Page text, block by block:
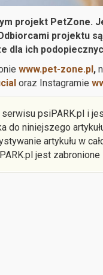
projekt
projektu
dla ich
www.pet-zone.pl,
oraz Instagramie
serwisu psiPARK.pl i
niniejszego
artykułu w
jest